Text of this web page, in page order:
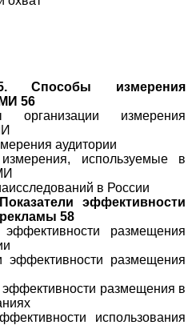
Способы измерения
56
измерения
аудитории
используемые в
в России
эффективности
58
эффективности размещения
эффективности размещения
эффективности размещения в
использования